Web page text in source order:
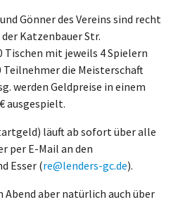
Gönner des Vereins sind recht
Katzenbauer Str.
Tischen mit jeweils 4 Spielern
Teilnehmer die Meisterschaft
werden Geldpreise in einem
ausgespielt.
läuft ab sofort über alle
per E-Mail an den
Esser (re@lenders-gc.de).
Abend aber natürlich auch über